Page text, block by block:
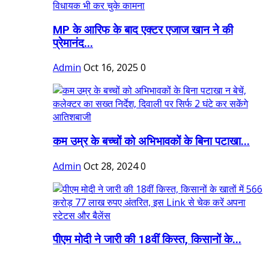
MP के आरिफ के बाद एक्टर एजाज खान ने की
प्रेमानंद...
Admin Oct 16, 2025 0
कम उम्र के बच्चों को अभिभावकों के बिना पटाखा...
Admin Oct 28, 20240
पीएम मोदी ने जारी की 18वीं किस्त, किसानों के...